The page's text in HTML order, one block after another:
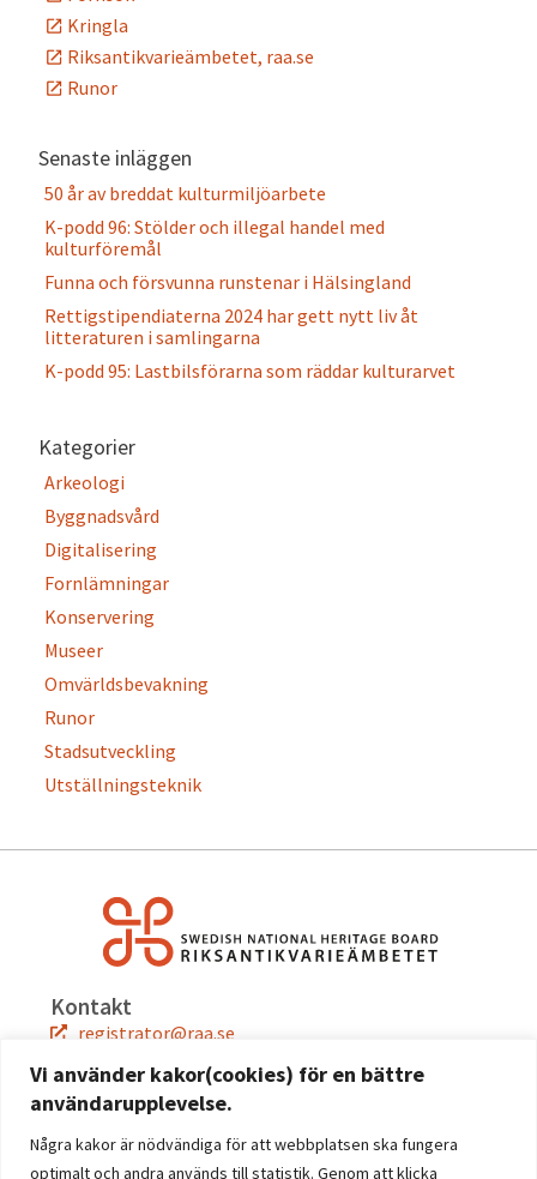
Vi använder kakor(cookies) för en bättre
användarupplevelse.
Några kakor är nödvändiga för att webbplatsen ska fungera
optimalt och andra används till statistik. Genom att klicka
Kringla
Riksantikvarieämbetet, raa.se
Runor
Senaste inläggen
50 år av breddat kulturmiljöarbete
K-podd 96: Stölder och illegal handel med
kulturföremål
Funna och försvunna runstenar i Hälsingland
Rettigstipendiaterna 2024 har gett nytt liv åt
litteraturen i samlingarna
K-podd 95: Lastbilsförarna som räddar kulturarvet
Kategorier
Arkeologi
Byggnadsvård
Digitalisering
Fornlämningar
Konservering
Museer
Omvärldsbevakning
Runor
Stadsutveckling
Utställningsteknik
Kontakt
registrator@raa.se
08-5191 80 00
Snabblänkar
Jobba hos oss
Press